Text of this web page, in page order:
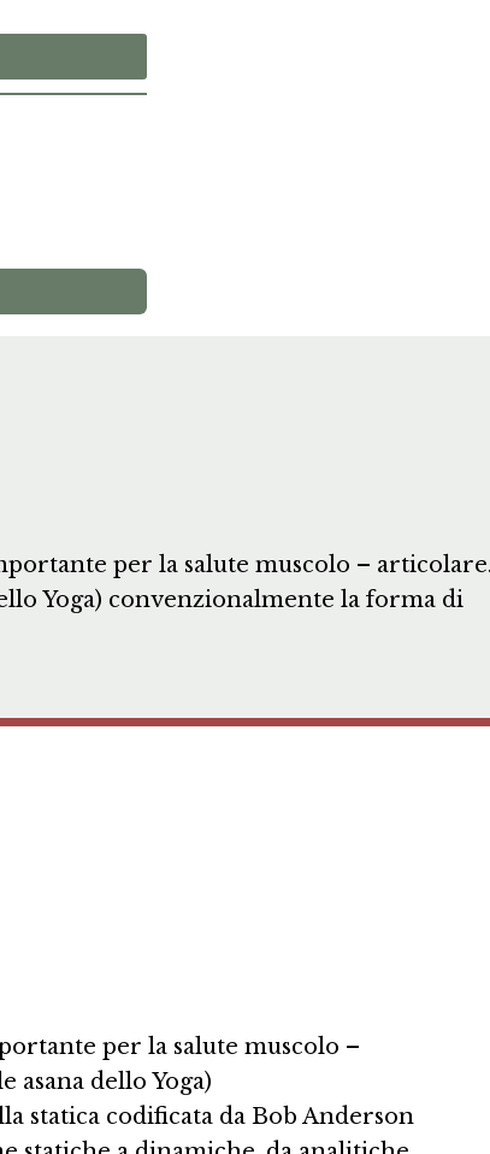
per la salute muscolo –
Yoga) convenzionalmente la forma di
per la salute muscolo –
asana dello Yoga)
statica codificata da Bob Anderson